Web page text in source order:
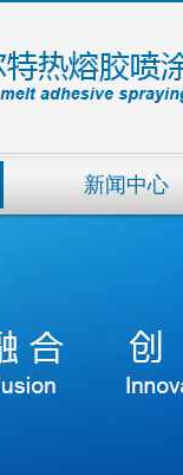
新闻中心